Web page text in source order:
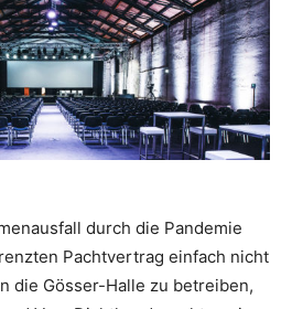
durch die Pandemie
Pachtvertrag einfach nicht
die Gösser-Halle zu betreiben,